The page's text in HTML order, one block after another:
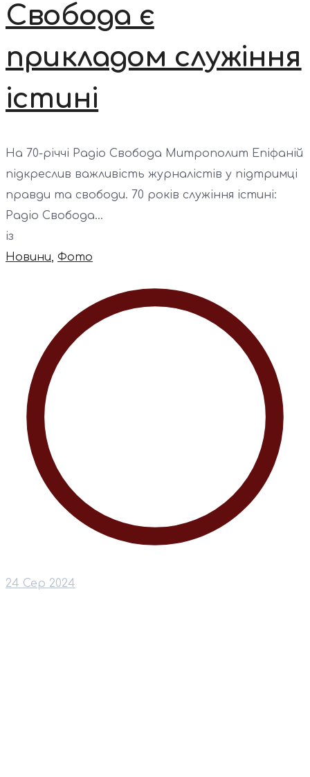
Свобода є
прикладом служіння
істині
На 70-річчі Радіо Свобода Митрополит Епіфаній
підкреслив важливість журналістів у підтримці
правди та свободи. 70 років служіння істині:
Радіо Свобода...
із
Новини Фото
24 Сер 2024